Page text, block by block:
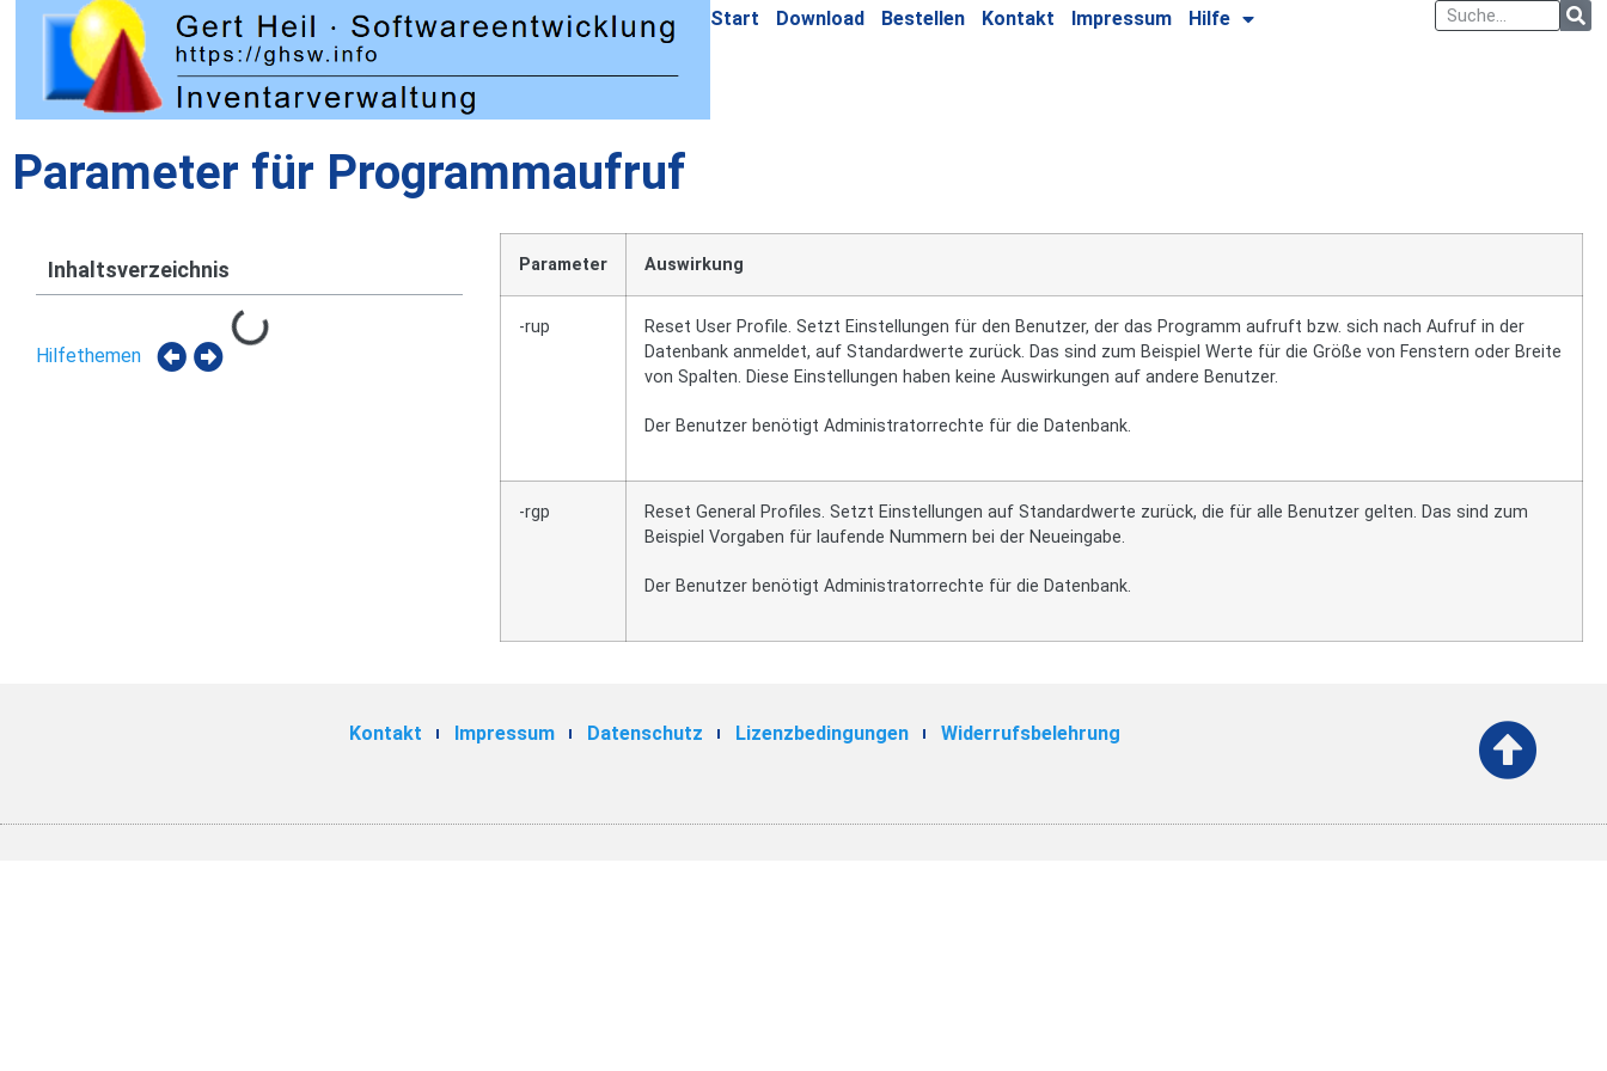
Start Download Bestellen Kontakt Impressum Hilfe
Parameter für Programmaufruf
Inhaltsverzeichnis
Hilfethemen
Parameter Auswirkung
-rup
Reset User Profile. Setzt Einstellungen für den Benutzer, der das Programm aufruft bzw. sich nach Aufruf in der
Datenbank anmeldet, auf Standardwerte zurück. Das sind zum Beispiel Werte für die Größe von Fenstern oder Breite
von Spalten. Diese Einstellungen haben keine Auswirkungen auf andere Benutzer.
Der Benutzer benötigt Administratorrechte für die Datenbank.
-rgp
Reset General Profiles. Setzt Einstellungen auf Standardwerte zurück, die für alle Benutzer gelten. Das sind zum
Beispiel Vorgaben für laufende Nummern bei der Neueingabe.
Der Benutzer benötigt Administratorrechte für die Datenbank.
Kontakt Impressum Datenschutz Lizenzbedingungen Widerrufsbelehrung